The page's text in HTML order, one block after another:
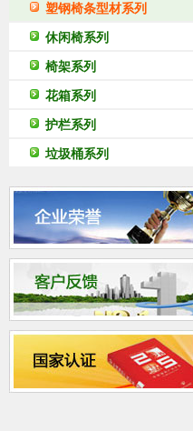
塑钢椅条型材系列
休闲椅系列
椅架系列
花箱系列
护栏系列
垃圾桶系列